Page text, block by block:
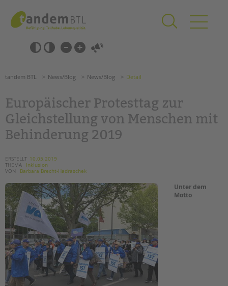
springen
Barrierefrei-
Einstellungen
überspringen
überspringen
SCHULE & GANZTAG
Grundschulen
Oberschulen
Kollegs
Schulbezogene Sozialarbeit
Tagesgruppen
HILFEN ZUR ERZIEHUNG
EINGLIEDERUNGSHILFE
BETREUTES WOHNEN
Suchen
tandem BTL News/Blog News/Blog Detail
Europäischer Protesttag zur
Gleichstellung von Menschen mit
Behinderung 2019
ERSTELLT 10.05.2019
THEMA
Inklusion
VON
Barbara Brecht-Hadraschek
Unter dem
Motto